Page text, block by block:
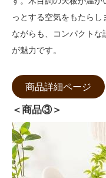
っとする空気をもたら
ながらも、コンパクト
が魅力です。
商品詳細ページ
＜商品③＞